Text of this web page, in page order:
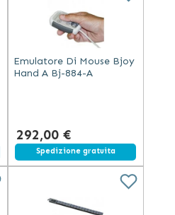
Emulatore Di Mouse Bjoy
Hand A Bj-884-A
292,00 €
Spedizione gratuita